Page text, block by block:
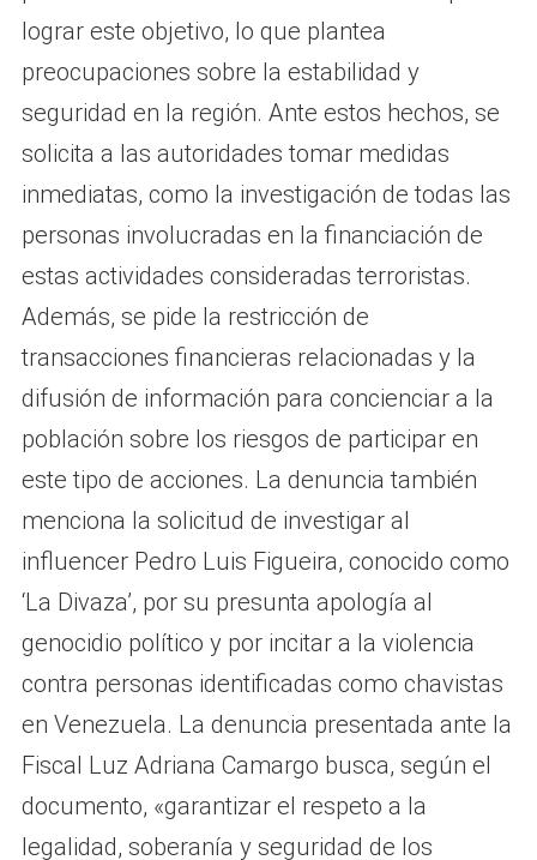
lograr este objetivo, lo que plantea
preocupaciones sobre la estabilidad y
seguridad en la región. Ante estos hechos, se
solicita a las autoridades tomar medidas
inmediatas, como la investigación de todas las
personas involucradas en la financiación de
estas actividades consideradas terroristas.
Además, se pide la restricción de
transacciones financieras relacionadas y la
difusión de información para concienciar a la
población sobre los riesgos de participar en
este tipo de acciones. La denuncia también
menciona la solicitud de investigar al
influencer Pedro Luis Figueira, conocido como
‘La Divaza’, por su presunta apología al
genocidio político y por incitar a la violencia
contra personas identificadas como chavistas
en Venezuela. La denuncia presentada ante la
Fiscal Luz Adriana Camargo busca, según el
documento, «garantizar el respeto a la
legalidad, soberanía y seguridad de los